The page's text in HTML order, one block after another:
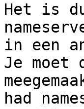
Het is
in een
Je moet
had